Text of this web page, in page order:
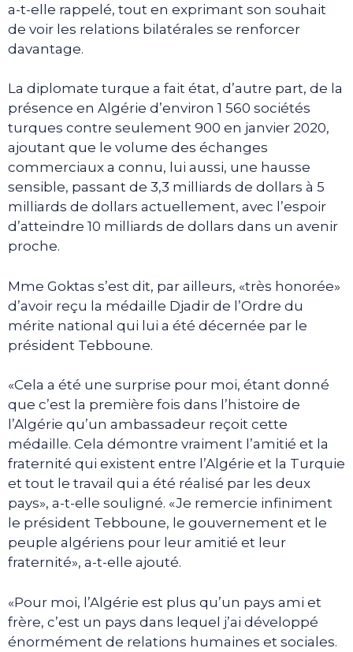
a-t-elle rappelé, tout en exprimant son souhait
de voir les relations bilatérales se renforcer
davantage.
La diplomate turque a fait état, d’autre part, de la
présence en Algérie d’environ 1 560 sociétés
turques contre seulement 900 en janvier 2020,
ajoutant que le volume des échanges
commerciaux a connu, lui aussi, une hausse
sensible, passant de 3,3 milliards de dollars à 5
milliards de dollars actuellement, avec l’espoir
d’atteindre 10 milliards de dollars dans un avenir
proche.
Mme Goktas s’est dit, par ailleurs, «très honorée»
d’avoir reçu la médaille Djadir de l’Ordre du
mérite national qui lui a été décernée par le
président Tebboune.
«Cela a été une surprise pour moi, étant donné
que c’est la première fois dans l’histoire de
l’Algérie qu’un ambassadeur reçoit cette
médaille. Cela démontre vraiment l’amitié et la
fraternité qui existent entre l’Algérie et la Turquie
et tout le travail qui a été réalisé par les deux
pays», a-t-elle souligné. «Je remercie infiniment
le président Tebboune, le gouvernement et le
peuple algériens pour leur amitié et leur
fraternité», a-t-elle ajouté.
«Pour moi, l’Algérie est plus qu’un pays ami et
frère, c’est un pays dans lequel j’ai développé
énormément de relations humaines et sociales.